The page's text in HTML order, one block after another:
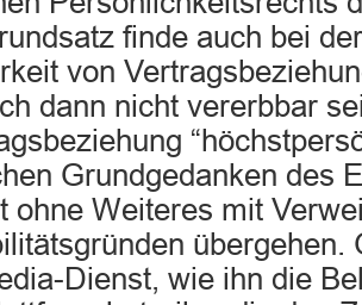
finde auch bei
von
dann nicht vererbbar
Grundgedanken des
ohne Weiteres mit
übergehen.
Dienst, wie ihn die